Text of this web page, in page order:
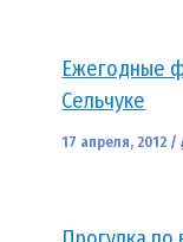
Ежегодные
Сельчуке
17 апреля, 2012 /